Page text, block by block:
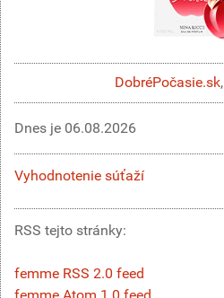
DobréPočasie.sk,
Dnes je 06.08.2026
Vyhodnotenie súťaží
RSS tejto stránky:
femme RSS 2.0 feed